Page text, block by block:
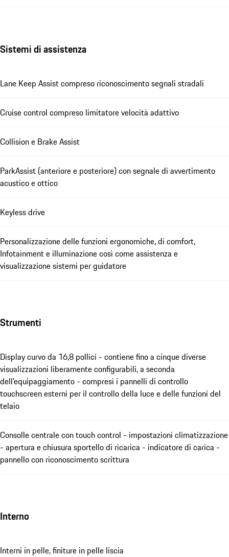
Sistemi di assistenza
Lane Keep Assist compreso riconoscimento segnali stradali
Cruise control compreso limitatore velocità adattivo
Collision e Brake Assist
ParkAssist (anteriore e posteriore) con segnale di avvertimento
acustico e ottico
Keyless drive
Personalizzazione delle funzioni ergonomiche, di comfort,
Infotainment e illuminazione così come assistenza e
visualizzazione sistemi per guidatore
Strumenti
Display curvo da 16,8 pollici - contiene fino a cinque diverse
visualizzazioni liberamente configurabili, a seconda
dell'equipaggiamento - compresi i pannelli di controllo
touchscreen esterni per il controllo della luce e delle funzioni del
telaio
Consolle centrale con touch control - impostazioni climatizzazione
- apertura e chiusura sportello di ricarica - indicatore di carica -
pannello con riconoscimento scrittura
Interno
Interni in pelle, finiture in pelle liscia